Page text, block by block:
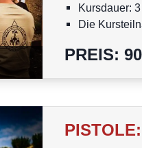
Kursdauer:
Die
PREIS: 90
PISTOLE: